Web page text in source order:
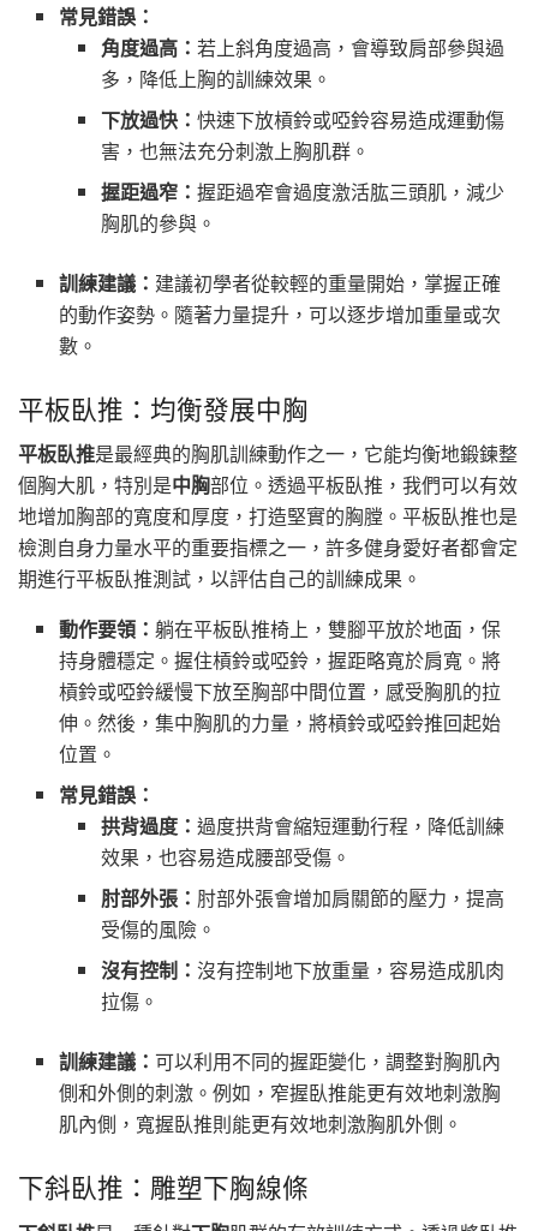
常見錯誤：
角度過高： 若上斜角度過高，會導致肩部參與過
多，降低上胸的訓練效果。
下放過快： 快速下放槓鈴或啞鈴容易造成運動傷
害，也無法充分刺激上胸肌群。
握距過窄： 握距過窄會過度激活肱三頭肌，減少
胸肌的參與。
訓練建議： 建議初學者從較輕的重量開始，掌握正確
的動作姿勢。隨著力量提升，可以逐步增加重量或次
數。
平板臥推：均衡發展中胸
平板臥推是最經典的胸肌訓練動作之一，它能均衡地鍛鍊整
個胸大肌，特別是中胸部位。透過平板臥推，我們可以有效
地增加胸部的寬度和厚度，打造堅實的胸膛。平板臥推也是
檢測自身力量水平的重要指標之一，許多健身愛好者都會定
期進行平板臥推測試，以評估自己的訓練成果。
動作要領：躺在平板臥推椅上，雙腳平放於地面，保
持身體穩定。握住槓鈴或啞鈴，握距略寬於肩寬。將
槓鈴或啞鈴緩慢下放至胸部中間位置，感受胸肌的拉
伸。然後，集中胸肌的力量，將槓鈴或啞鈴推回起始
位置。
常見錯誤：
拱背過度： 過度拱背會縮短運動行程，降低訓練
效果，也容易造成腰部受傷。
肘部外張： 肘部外張會增加肩關節的壓力，提高
受傷的風險。
沒有控制： 沒有控制地下放重量，容易造成肌肉
拉傷。
訓練建議： 可以利用不同的握距變化，調整對胸肌內
側和外側的刺激。例如，窄握臥推能更有效地刺激胸
肌內側，寬握臥推則能更有效地刺激胸肌外側。
下斜臥推：雕塑下胸線條